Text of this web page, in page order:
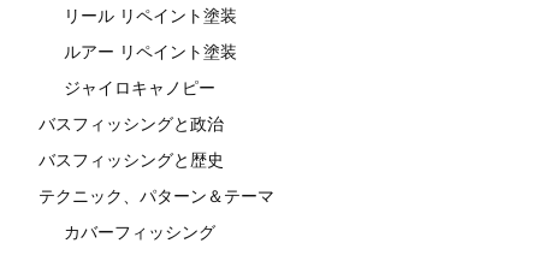
リール リペイント塗装
ルアー リペイント塗装
ジャイロキャノピー
バスフィッシングと政治
バスフィッシングと歴史
テクニック、パターン＆テーマ
カバーフィッシング